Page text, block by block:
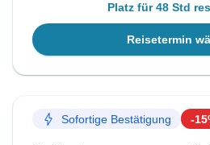
Platz für 48 Std
Reisetermin
Sofortige Bestätigung -